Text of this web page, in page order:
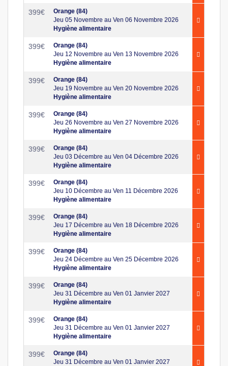
399€
Orange (84)
Jeu 05 Novembre au Ven 06 Novembre 2026
Hygiène alimentaire
399€
Orange (84)
Jeu 12 Novembre au Ven 13 Novembre 2026
Hygiène alimentaire
399€
Orange (84)
Jeu 19 Novembre au Ven 20 Novembre 2026
Hygiène alimentaire
399€
Orange (84)
Jeu 26 Novembre au Ven 27 Novembre 2026
Hygiène alimentaire
399€
Orange (84)
Jeu 03 Décembre au Ven 04 Décembre 2026
Hygiène alimentaire
399€
Orange (84)
Jeu 10 Décembre au Ven 11 Décembre 2026
Hygiène alimentaire
399€
Orange (84)
Jeu 17 Décembre au Ven 18 Décembre 2026
Hygiène alimentaire
399€
Orange (84)
Jeu 24 Décembre au Ven 25 Décembre 2026
Hygiène alimentaire
399€
Orange (84)
Jeu 31 Décembre au Ven 01 Janvier 2027
Hygiène alimentaire
399€
Orange (84)
Jeu 31 Décembre au Ven 01 Janvier 2027
Hygiène alimentaire
399€
Orange (84)
Jeu 31 Décembre au Ven 01 Janvier 2027